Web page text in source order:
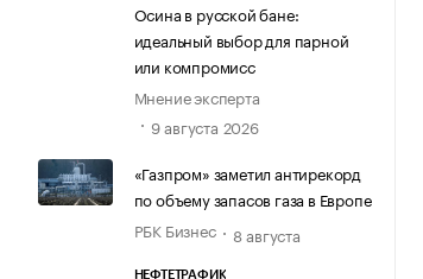
Осина в русской бане:
идеальный выбор для парной
или компромисс
Мнение эксперта
9 августа 2026
«Газпром» заметил антирекорд
по объему запасов газа в Европе
РБК Бизнес
8 августа
НЕФТЕТРАФИК